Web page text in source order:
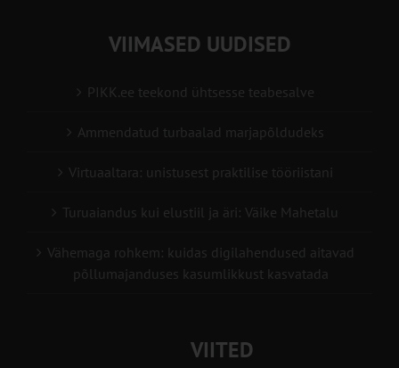
VIIMASED UUDISED
PIKK.ee teekond ühtsesse teabesalve
Ammendatud turbaalad marjapõldudeks
Virtuaaltara: unistusest praktilise tööriistani
Turuaiandus kui elustiil ja äri: Väike Mahetalu
Vähemaga rohkem: kuidas digilahendused aitavad
põllumajanduses kasumlikkust kasvatada
VIITED